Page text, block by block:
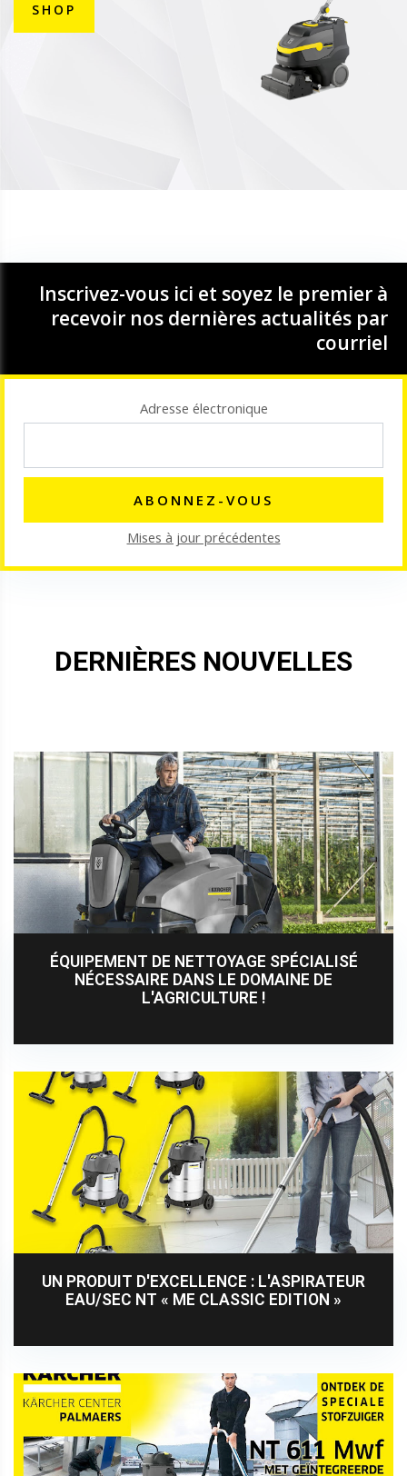
SHOP
Inscrivez-vous ici et soyez le premier à
recevoir nos dernières actualités par
courriel
Adresse électronique
Mises à jour précédentes
DERNIÈRES NOUVELLES
ÉQUIPEMENT DE NETTOYAGE SPÉCIALISÉ
NÉCESSAIRE DANS LE DOMAINE DE
L'AGRICULTURE !
UN PRODUIT D'EXCELLENCE : L'ASPIRATEUR
EAU/SEC NT « ME CLASSIC EDITION »